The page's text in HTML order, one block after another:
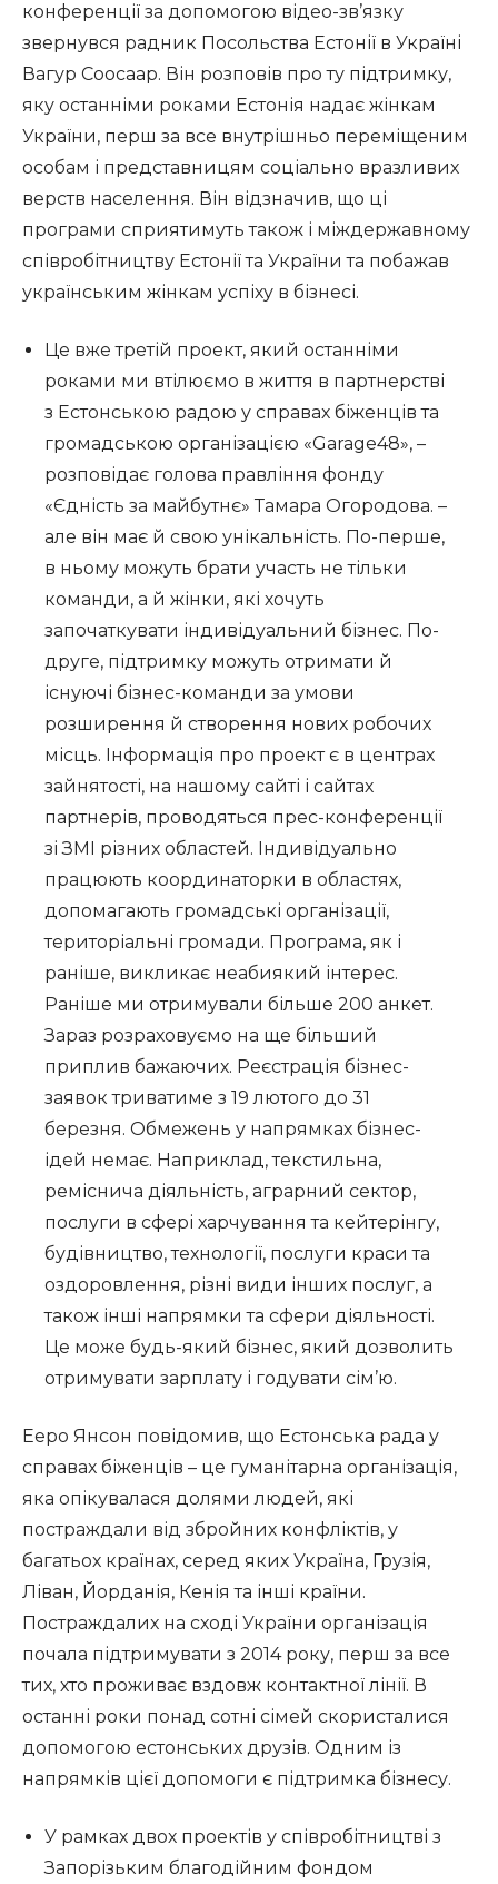
конференції за допомогою відео-зв’язку
звернувся радник Посольства Естонії в Україні
Вагур Соосаар. Він розповів про ту підтримку,
яку останніми роками Естонія надає жінкам
України, перш за все внутрішньо переміщеним
особам і представницям соціально вразливих
верств населення. Він відзначив, що ці
програми сприятимуть також і міждержавному
співробітництву Естонії та України та побажав
українським жінкам успіху в бізнесі.
Це вже третій проект, який останніми
роками ми втілюємо в життя в партнерстві
з Естонською радою у справах біженців та
громадською організацією «Garage48», –
розповідає голова правління фонду
«Єдність за майбутнє» Тамара Огородова. –
але він має й свою унікальність. По-перше,
в ньому можуть брати участь не тільки
команди, а й жінки, які хочуть
започаткувати індивідуальний бізнес. По-
друге, підтримку можуть отримати й
існуючі бізнес-команди за умови
розширення й створення нових робочих
місць. Інформація про проект є в центрах
зайнятості, на нашому сайті і сайтах
партнерів, проводяться прес-конференції
зі ЗМІ різних областей. Індивідуально
працюють координаторки в областях,
допомагають громадські організації,
територіальні громади. Програма, як і
раніше, викликає неабиякий інтерес.
Раніше ми отримували більше 200 анкет.
Зараз розраховуємо на ще більший
приплив бажаючих. Реєстрація бізнес-
заявок триватиме з 19 лютого до 31
березня. Обмежень у напрямках бізнес-
ідей немає. Наприклад, текстильна,
реміснича діяльність, аграрний сектор,
послуги в сфері харчування та кейтерінгу,
будівництво, технології, послуги краси та
оздоровлення, різні види інших послуг, а
також інші напрямки та сфери діяльності.
Це може будь-який бізнес, який дозволить
отримувати зарплату і годувати сім’ю.
Ееро Янсон повідомив, що Естонська рада у
справах біженців – це гуманітарна організація,
яка опікувалася долями людей, які
постраждали від збройних конфліктів, у
багатьох країнах, серед яких Україна, Грузія,
Ліван, Йорданія, Кенія та інші країни.
Постраждалих на сході України організація
почала підтримувати з 2014 року, перш за все
тих, хто проживає вздовж контактної лінії. В
останні роки понад сотні сімей скористалися
допомогою естонських друзів. Одним із
напрямків цієї допомоги є підтримка бізнесу.
У рамках двох проектів у співробітництві з
Запорізьким благодійним фондом